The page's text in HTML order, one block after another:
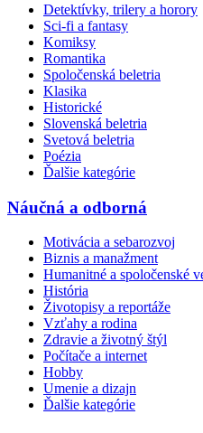
Detektívky, trilery a horory
Sci-fi a fantasy
Komiksy
Romantika
Spoločenská beletria
Klasika
Historické
Slovenská beletria
Svetová beletria
Poézia
Ďalšie kategórie
Náučná a odborná
Motivácia a sebarozvoj
Biznis a manažment
Humanitné a spoločenské
História
Životopisy a reportáže
Vzťahy a rodina
Zdravie a životný štýl
Počítače a internet
Hobby
Umenie a dizajn
Ďalšie kategórie